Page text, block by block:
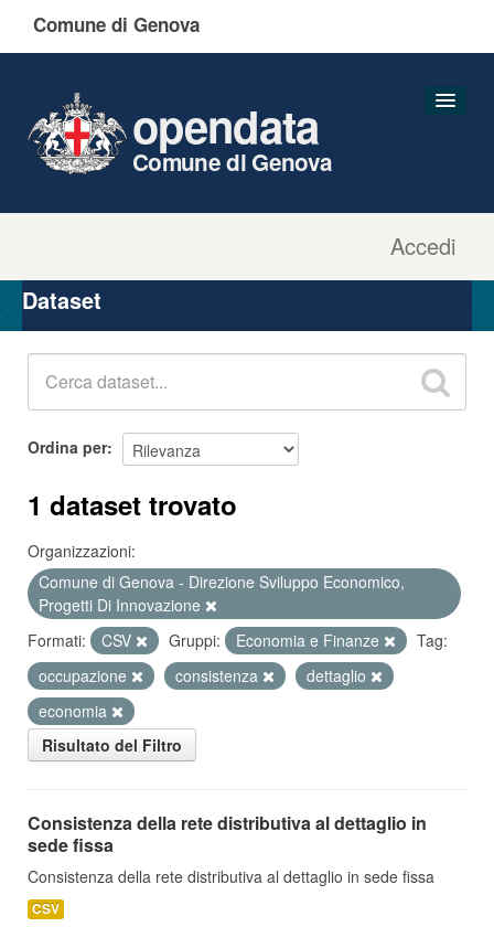
Comune di Genova
Accedi
opendata
Comune di Genova
Organizzazioni
Gruppi
Dataset
Ordina per
1 dataset trovato
Organizzazioni:
Comune di Genova - Direzione Sviluppo Economico,
Progetti Di Innovazione
Formati:
CSV Gruppi: Economia e Finanze
Tag:
occupazione
consistenza
dettaglio
economia
Risultato del Filtro
Consistenza della rete distributiva al dettaglio in
sede fissa
Consistenza della rete distributiva al dettaglio in sede fissa
CSV